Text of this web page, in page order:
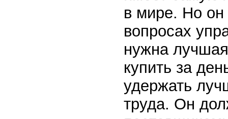
в мире. Но он
вопросах
нужна
купить за
удержать
труда. Он